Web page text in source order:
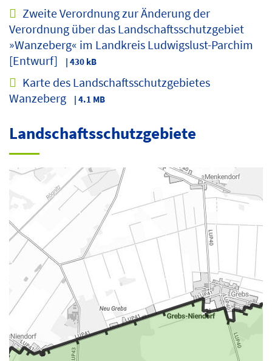
Zweite Verordnung zur Änderung der
Verordnung über das Landschaftsschutzgebiet
»Wanzeberg« im Landkreis Ludwigslust-Parchim
[Entwurf]
| 430 kB
Karte des Landschaftsschutzgebietes
Wanzeberg
| 4.1 MB
Landschaftsschutzgebiete